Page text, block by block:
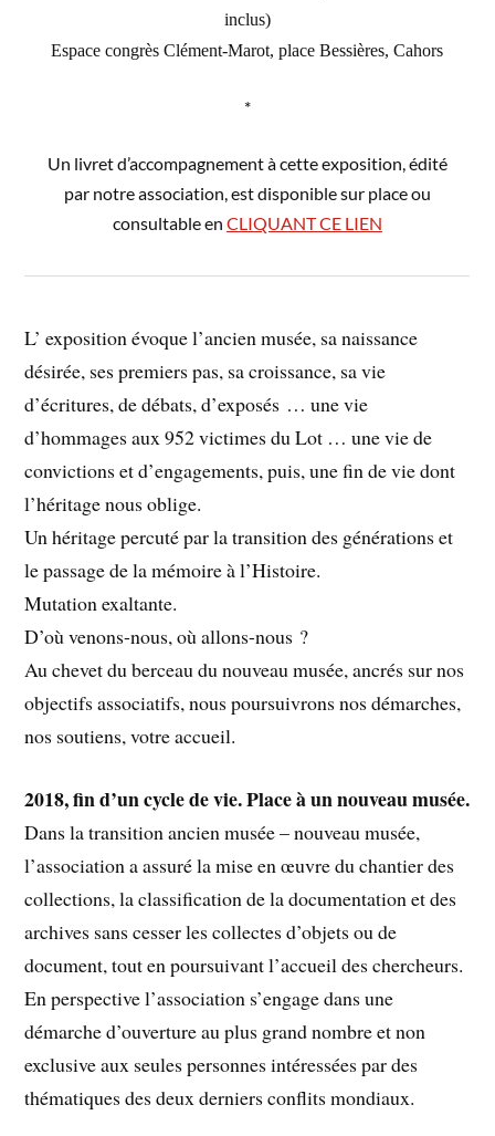
inclus)
Espace congrès Clément-Marot, place Bessières, Cahors
*
Un livret d’accompagnement à cette exposition, édité
par notre association, est disponible sur place ou
consultable en CLIQUANT CE LIEN
L’ exposition évoque l’ancien musée, sa naissance
désirée, ses premiers pas, sa croissance, sa vie
d’écritures, de débats, d’exposés … une vie
d’hommages aux 952 victimes du Lot … une vie de
convictions et d’engagements, puis, une fin de vie dont
l’héritage nous oblige.
Un héritage percuté par la transition des générations et
le passage de la mémoire à l’Histoire.
Mutation exaltante.
D’où venons-nous, où allons-nous ?
Au chevet du berceau du nouveau musée, ancrés sur nos
objectifs associatifs, nous poursuivrons nos démarches,
nos soutiens, votre accueil.
2018, fin d’un cycle de vie. Place à un nouveau musée.
Dans la transition ancien musée – nouveau musée,
l’association a assuré la mise en œuvre du chantier des
collections, la classification de la documentation et des
archives sans cesser les collectes d’objets ou de
document, tout en poursuivant l’accueil des chercheurs.
En perspective l’association s’engage dans une
démarche d’ouverture au plus grand nombre et non
exclusive aux seules personnes intéressées par des
thématiques des deux derniers conflits mondiaux.